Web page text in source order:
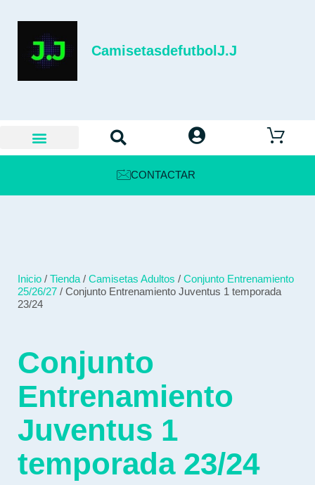
CamisetasdefutbolJ.J
CONTACTAR
Inicio / Tienda / Camisetas Adultos / Conjunto Entrenamiento
25/26/27 / Conjunto Entrenamiento Juventus 1 temporada
23/24
Conjunto
Entrenamiento
Juventus 1
temporada 23/24